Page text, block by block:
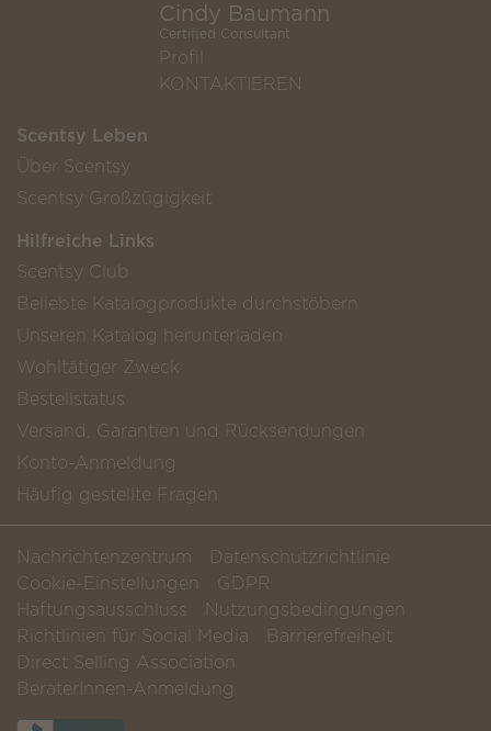
Cindy Baumann
Certified Consultant
Profil
KONTAKTIEREN
Scentsy Leben
Über Scentsy
Scentsy Großzügigkeit
Hilfreiche Links
Scentsy Club
Beliebte Katalogprodukte durchstöbern
Unseren Katalog herunterladen
Wohltätiger Zweck
Bestellstatus
Versand, Garantien und Rücksendungen
Konto-Anmeldung
Häufig gestellte Fragen
Nachrichtenzentrum
Datenschutzrichtlinie
Cookie-Einstellungen
GDPR
Haftungsausschluss
Nutzungsbedingungen
Richtlinien für Social Media
Barrierefreiheit
Direct Selling Association
BeraterInnen-Anmeldung